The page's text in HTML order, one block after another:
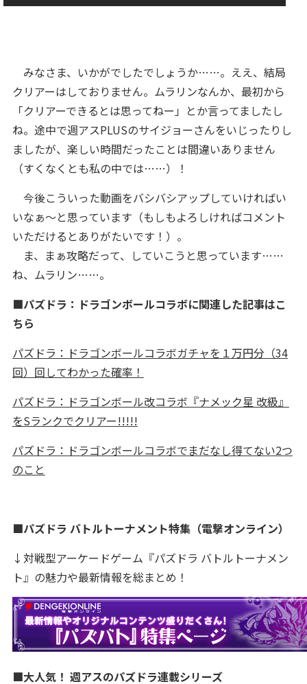
みなさま、いかがでしたでしょうか……。ええ、結局
クリアーはしておりません。ムラリンなんか、最初から
「クリアーできるとは思ってねー」とか言ってましたし
ね。途中で週アスPLUSのサイジョーさんをいじったりし
ましたが、楽しい時間だったことは間違いありません
（すくなくとも私の中では……）！
今後こういった動画をバシバシアップしていければい
いなぁ～と思っています（もしもよろしければコメント
いただけるとありがたいです！）。
ま、まぁ攻略だって、していこうと思っています……
ね、ムラリン……。
■パズドラ：ドラゴンボールコラボに関連した記事はこ
ちら
パズドラ：ドラゴンボールコラボガチャを１万円分（34
回）回してわかった確率！
パズドラ：ドラゴンボール改コラボ『ナメック星 改級』
をSランクでクリアー!!!!!
パズドラ：ドラゴンボールコラボでまだなし得てない2つ
のこと
■パズドラ バトルトーナメント特集（電撃オンライン）
↓対戦型アーケードゲーム『パズドラ バトルトーナメン
ト』の魅力や最新情報を総まとめ！
■大人気！ 週アスのパズドラ連載シリーズ